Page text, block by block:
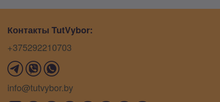
Контакты TutVybor:
+375292210703
info@tutvybor.by